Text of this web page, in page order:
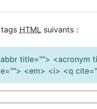
HTML suivants :
title=""> <acronym
<em> <i> <q